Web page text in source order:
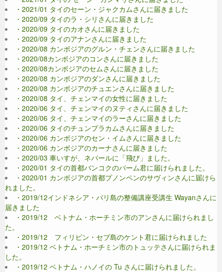
・2021/01 タイのセーン・ジャクカムさんに届きました
・2020/09 タイのラ・シリさんに届きました
・2020/09 タイのカオさんに届きました
・2020/09 タイのアナンさんに届きました
・2020/08 カンボジアのグルン・チェンさんに届きました
・2020/08カンボジアのコンさんに届きました
・2020/08カンボジアのセムさんに届きました
・2020/08 カンボジアのダンさんに届きました
・2020/08 カンボジアのチュエンさんに届きました
・2020/08 タイ、チェンマイの女性に届きました
・2020/06 タイ、チェンマイのヌティさんに届きました
・2020/06 タイ、チェンマイのラーさんに届きました
・2020/06 タイのチュンプラカムさんに届きました
・2020/06 カンボジアのセン・イムさんに届きました
・2020/06 カンボジアのカーナさんに届きました
・2020/03 車いすが、ネパールに「飛び」ました。
・2020/01 タイの首都バンコクのパーム君に届けられました。
・2020/01 カンボジアの首都プノンペンのサヴィンさんに届けら
れました。
・2019/12インドネシア・バリ島の整備講座受講生 Wayanさんに
届きました
・2019/12 ベトナム・ホーチミン市のアンさんに届けられまし
た。
・2019/12 フィリピン・セブ島のケント君に届けられました
・2019/12 ベトナム・ホーチミン市のトュッテさんに届けられま
した。
・2019/12 ベトナム・ハノイの Tu さんに届けられました。